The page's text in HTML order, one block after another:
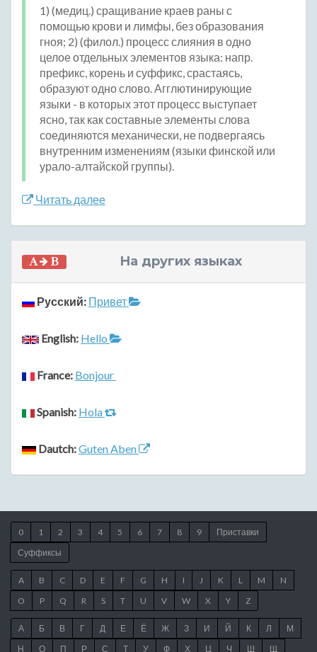
1) (медиц.) сращивание краев раны с
помощью крови и лимфы, без образования
гноя; 2) (филол.) процесс слияния в одно
целое отдельных элементов языка: напр.
префикс, корень и суффикс, срастаясь,
образуют одно слово. Агглютинирующие
языки - в которых этот процесс выступает
ясно, так как составные элементы слова
соединяются механически, не подвергаясь
внутренним изменениям (языки финской или
урало-алтайской группы).
Читать далее
На других языках
Русский: Привет
English: Hello
France: Bonjour
Spanish: Hola
Dautch:Guten Aben
0 1 2 3 4 5 6 7 8 9
Приставки
Суффиксы
A B C D E F G H I J K L M
N
O
P Q R S T U V W X Y Z
А Б В Г Д Е Ё Ж З И Й К Л
М
Н
О П Р С Т У Ф Х Ц Ч Ш Щ